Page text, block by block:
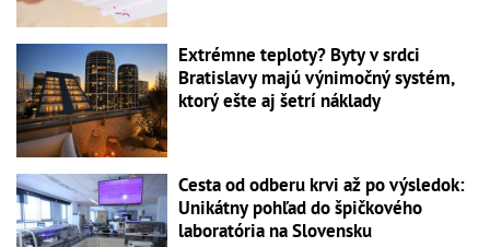
Extrémne teploty? Byty v srdci
Bratislavy majú výnimočný systém,
ktorý ešte aj šetrí náklady
Cesta od odberu krvi až po výsledok:
Unikátny pohľad do špičkového
laboratória na Slovensku